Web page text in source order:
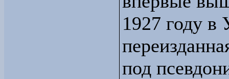
1927 году в
под